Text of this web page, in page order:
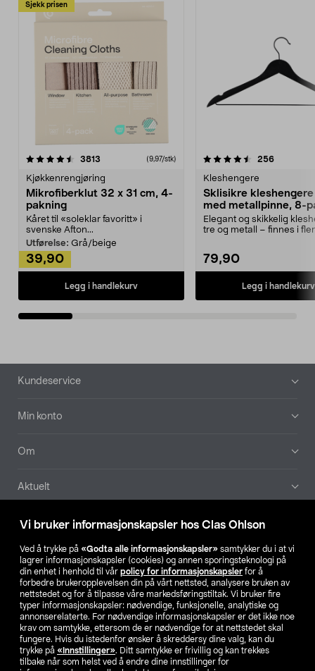
Vi bruker informasjonskapsler hos Clas Ohlson
Ved å trykke på «Godta alle informasjonskapsler» samtykker du i at vi
lagrer informasjonskapsler (cookies) og annen sporingsteknologi på
din enhet i henhold til vår policy for informasjonskapsler for å
forbedre brukeropplevelsen din på vårt nettsted, analysere bruken av
nettstedet og for å tilpasse våre markedsføringstiltak. Vi bruker fire
typer informasjonskapsler: nødvendige, funksjonelle, analytiske og
annonserelaterte. For nødvendige informasjonskapsler er det ikke noe
krav om samtykke, ettersom de er nødvendige for at nettstedet skal
fungere. Hvis du istedenfor ønsker å skreddersy dine valg, kan du
trykke på «Innstillinger». Ditt samtykke er frivillig og kan trekkes
tilbake når som helst ved å endre dine innstillinger for
Sjekk prisen
3813 anmeldelser(9,97/stk)
Kjøkkenrengjøring
Mikrofiberklut 32 x 31 cm, 4-
pakning
Kåret til «soleklar favoritt» i
svenske Afton...
Utførelse: Grå/beige
39,90
Legg i handlekurv
4.5av 5 stjerner 256
Kleshengere
Sklisikre
med metallpinne, 8-
Elegant og skikkelig
tre og metall – finnes i
79,90
Legg i handlekurv
4.5av 5 stjerner
Bunntekst
Kundeservice
Min konto
Om
Aktuelt
Våre selskaper
Finn din butikk
SE NO FI